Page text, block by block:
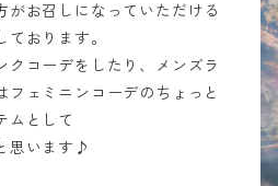
がお召しになっていただける
おります。
クコーデをしたり、メンズラ
フェミニンコーデのちょっと
ムとして
思います♪